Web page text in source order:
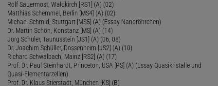
Rolf Sauermost, Waldkirch [RS1] (A) (02)
Matthias Schemmel, Berlin [MS4] (A) (02)
Michael Schmid, Stuttgart [MS5] (A) (Essay Nanoröhrchen)
Dr. Martin Schön, Konstanz [MS] (A) (14)
Jörg Schuler, Taunusstein [JS1] (A) (06, 08)
Dr. Joachim Schüller, Dossenheim [JS2] (A) (10)
Richard Schwalbach, Mainz [RS2] (A) (17)
Prof. Dr. Paul Steinhardt, Princeton, USA [PS] (A) (Essay Quasikristalle und
Quasi-Elementarzellen)
Prof. Dr. Klaus Stierstadt, München [KS] (B)